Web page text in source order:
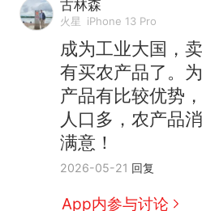
古林森
火星 iPhone 13 Pro
成为工业大国，
有买农产品了。
产品有比较优势
人口多，农产品
满意！
2026-05-21 回复
App内参与讨论
热 那个在
因老师一句
人生
新 搬家报
交5060元
试前13名均
已叫停招聘
笔试第一被